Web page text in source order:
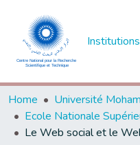
Institutions
Home